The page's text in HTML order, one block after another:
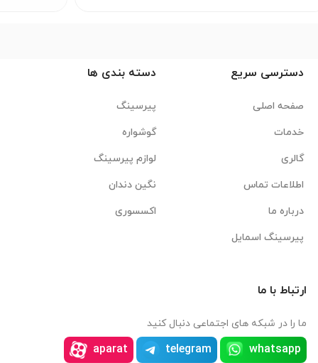
دسترسی سریع
صفحه اصلی
خدمات
گالری
اطلاعات تماس
درباره ما
پیرسینگ اسمایل
دسته بندی ها
پیرسینگ
گوشواره
لوازم پیرسینگ
نگین دندان
اکسسوری
ارتباط با ما
ما را در شبکه های اجتماعی دنبال کنید
whatsapp
telegram
aparat